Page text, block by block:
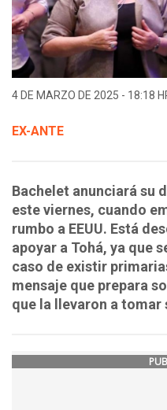
4 DE MARZO DE 2025 - 18:18
EX-ANTE
Bachelet anunciará su
este viernes, cuando
rumbo a EEUU. Está
apoyar a Tohá, ya que
caso de existir
mensaje que prepara
que la llevaron a